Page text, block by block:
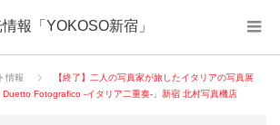
報「YOKOSO新宿」
情報
【終了】二人の写真家が旅したイタリアの写真展
Duetto Fotografico -イタリア二重奏-」新宿 北村写真機店